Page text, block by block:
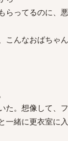
らってるのに、
こんなおばちゃ
。想像して、
一緒に更衣室に